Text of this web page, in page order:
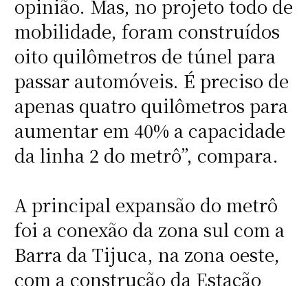
opinião. Mas, no projeto todo de
mobilidade, foram construídos
oito quilômetros de túnel para
passar automóveis. É preciso de
apenas quatro quilômetros para
aumentar em 40% a capacidade
da linha 2 do metrô”, compara.
A principal expansão do metrô
foi a conexão da zona sul com a
Barra da Tijuca, na zona oeste,
com a construção da Estação